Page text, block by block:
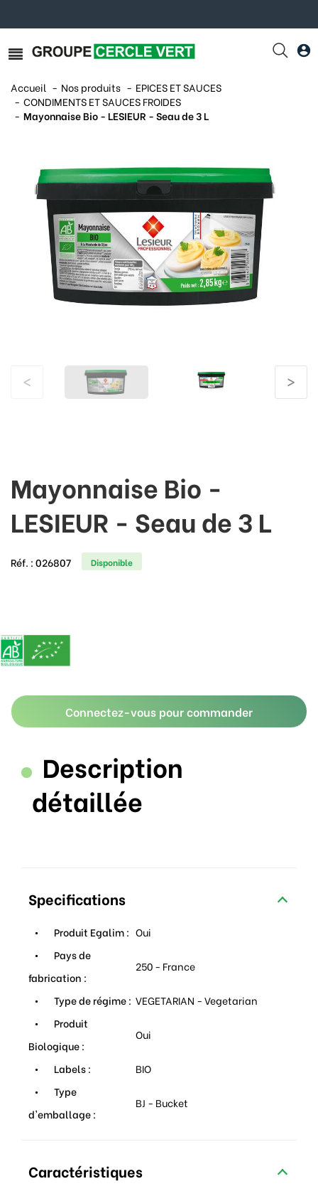
Accueil Nos produits
EPICES ET SAUCES
CONDIMENTS ET SAUCES FROIDES
Mayonnaise Bio - LESIEUR - Seau de 3 L
< >
Mayonnaise Bio -
LESIEUR - Seau de 3 L
Réf. :026807 Disponible
Connectez-vous pour commander
Description
détaillée
Specifications
Produit Egalim : Oui
Pays de
fabrication :
250 - France
Type de régime : VEGETARIAN - Vegetarian
Produit
Biologique :
Oui
Labels :
BIO
Type
d'emballage :
BJ - Bucket
Caractéristiques